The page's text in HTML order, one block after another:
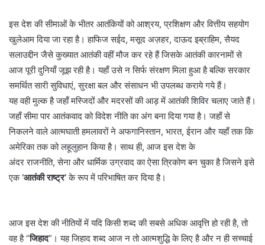
इस देश की सीमाओं के भीतर आतंकियों को आश्रय, प्रशिक्षण और वित्तीय सहयोग
खुलेआम दिया जा रहा है। हाफिज सईद, मसूद अज़हर, दाऊद इब्राहिम, सैयद
सलाउद्दीन जैसे कुख्यात आतंकी वहीं मौज कर रहे हैं जिसके आतंकी कारनामों से
आज पूरी दुनियाँ जूझ रही है। यहाँ उसे न सिर्फ संरक्षण मिला हुआ है बल्कि सरकार
समर्थित सारी सुविधाएं, सुरक्षा बल और संसाधन भी उपलब्ध कराये गये हैं।
यह वही मुल्क है जहाँ मस्जिदों और मदरसों की आड़ में आतंकी शिविर चलाए जाते हैं।
जहाँ सीमा पार आतंकवाद को विदेश नीति का अंग बना दिया गया है। जहाँ से
निकलने वाले आत्मघाती हमलावरों ने अफगानिस्तान, भारत, ईरान और यहाँ तक कि
अमेरिका तक को लहूलुहान किया है। साथ ही, आज इस देश के
अंदर राजनीति, सेना और धार्मिक उग्रवाद का ऐसा त्रिकोण बन चुका है जिसने इसे
एक‘आतंकी राष्ट्र’के रूप में परिभाषित कर दिया है।
आज इस देश की नीतियों में यदि किसी शब्द की सबसे अधिक आवृत्ति हो रही है, तो
वह है “जिहाद”। यह जिहाद शब्द आज न तो आत्मशुद्धि के लिए है और न ही सच्चाई